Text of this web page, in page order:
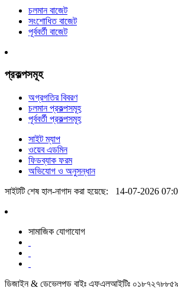
চলমান বাজেট
সংশোধিত বাজেট
পূর্ববর্তী বাজেট
প্রকল্পসমূহ
অগ্রগতির বিবরণ
চলমান প্রকল্পসমূহ
পূর্ববর্তী প্রকল্পসমূহ
সাইট ম্যাপ
ওয়েব এডমিন
ফিডব্যাক ফরম
অভিযোগ ও অনুসন্ধান
সাইটটি শেষ হাল-নাগাদ করা হয়েছে: 14-07-2026
সামাজিক যোগাযোগ
ডিজাইন & ডেভেলপড বাইঃ এফএলআইটিঃ